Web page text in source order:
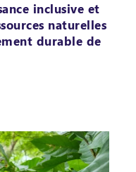
inclusive et
naturelles
durable de